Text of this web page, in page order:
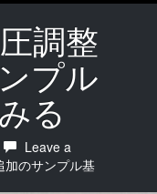
調整
プル
る
Leave a
加のサンプル基